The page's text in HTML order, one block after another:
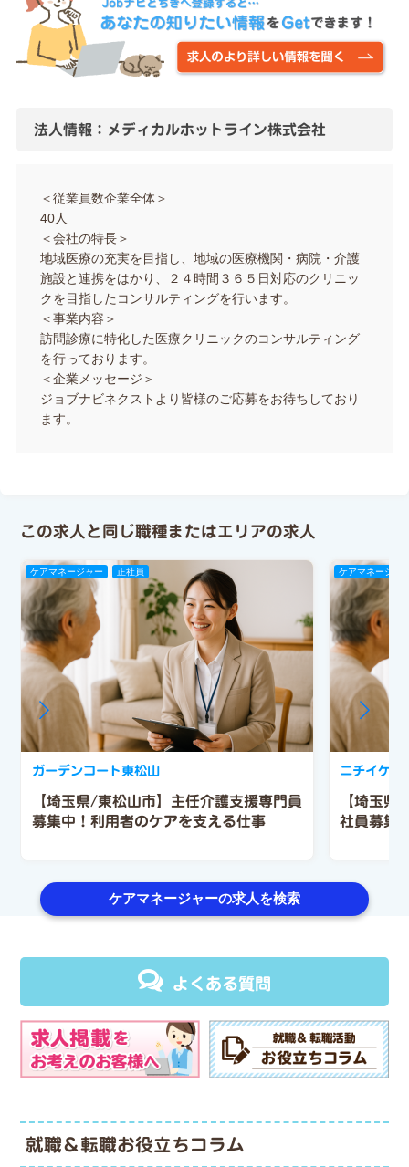
法人情報：メディカルホットライン株式会社
＜従業員数企業全体＞
40人
＜会社の特長＞
地域医療の充実を目指し、地域の医療機関・病院・介護
施設と連携をはかり、２４時間３６５日対応のクリニッ
クを目指したコンサルティングを行います。
＜事業内容＞
訪問診療に特化した医療クリニックのコンサルティング
を行っております。
＜企業メッセージ＞
ジョブナビネクストより皆様のご応募をお待ちしており
ます。
この求人と同じ職種またはエリアの求人
ケアマネージャー 正社員
【埼玉県/東松山市】主任介護支援専門員
募集中！利用者のケアを支える仕事
ガーデンコート東松山
ケアマネージャ
【埼玉県
社員募集
ニチイケア
ケアマネージャーの求人を検索
よくある質問
就職＆転職お役立ちコラム